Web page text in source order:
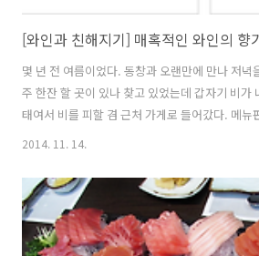
[와인과 친해지기] 매혹적인 와인의 향
몇 년 전 여름이었다. 동창과 오랜만에 만나 저녁
주 한잔 할 곳이 있나 찾고 있었는데 갑자기 비가
태여서 비를 피할 겸 근처 가게로 들어갔다. 메뉴
링 와인이 눈에 띄었고, 스파클링 와인에 레드와
시라즈! 가게 유리를 두드리며 시원하게 내리는
많은 이야기를 나누었고, 검붉은 와인 속에서 피
원함과 와인이 주는 맛은 여름비처럼 상큼했다.
이 시작되었다. 카베르네 소비뇽에 물렸던 나에
2014. 11. 14.